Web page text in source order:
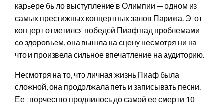
карьере было выступление в Олимпии — одном из
самых престижных концертных залов Парижа. Этот
концерт отметился победой Пиаф над проблемами
со здоровьем, она вышла на сцену несмотря ни на
что и произвела сильное впечатление на аудиторию.
Несмотря на то, что личная жизнь Пиаф была
сложной, она продолжала петь и записывать песни.
Ее творчество продлилось до самой ее смерти 10